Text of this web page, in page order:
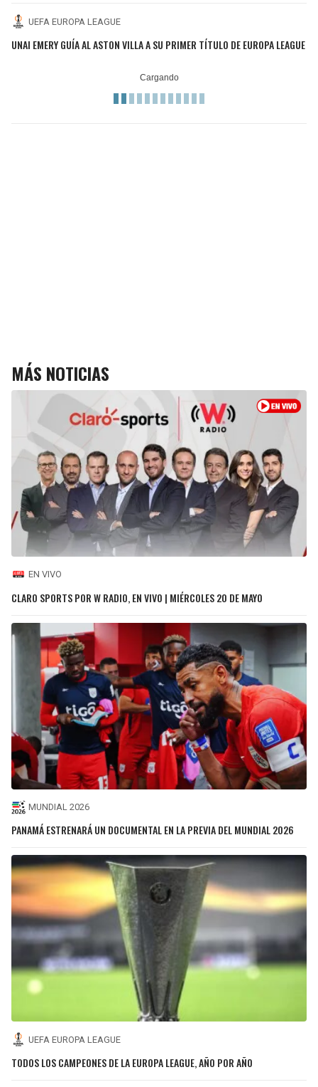
UEFA EUROPA LEAGUE
UNAI EMERY GUÍA AL ASTON VILLA A SU PRIMER TÍTULO DE EUROPA LEAGUE
MÁS NOTICIAS
EN VIVO
CLARO SPORTS POR W RADIO, EN VIVO | MIÉRCOLES 20 DE MAYO
MUNDIAL 2026
PANAMÁ ESTRENARÁ UN DOCUMENTAL EN LA PREVIA DEL MUNDIAL 2026
UEFA EUROPA LEAGUE
TODOS LOS CAMPEONES DE LA EUROPA LEAGUE, AÑO POR AÑO